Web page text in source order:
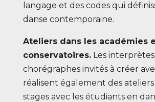
langage et des codes qui
danse contemporaine.
Ateliers dans les académies
conservatoires.Les
chorégraphes invités à créer
réalisent également des
stages avec les étudiants en